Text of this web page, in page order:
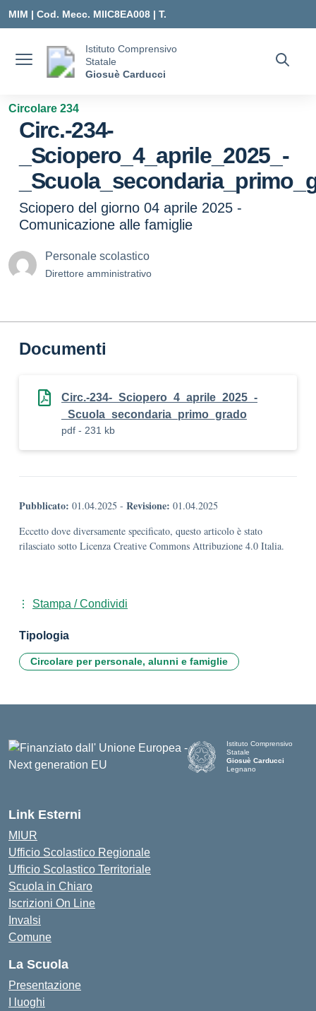
MIM | Cod. Mecc. MIIC8EA008 | T.
MIIC8EA008@ISTRUZIONE.IT
Istituto Comprensivo
Statale
Giosuè Carducci
Circolare 234
Circ.-234-
_Sciopero_4_aprile_2025_-
Sciopero del giorno 04 aprile 2025 -
Comunicazione alle famiglie
Personale scolastico
Direttore amministrativo
Documenti
Circ.-234-_Sciopero_4_aprile_2025_-
_Scuola_secondaria_primo_grado
pdf - 231 kb
Pubblicato: 01.04.2025 - Revisione: 01.04.2025
Eccetto dove diversamente specificato, questo articolo è stato
rilasciato sotto Licenza Creative Commons Attribuzione 4.0 Italia.
Stampa / Condividi
Tipologia
Circolare per personale, alunni e famiglie
Istituto Comprensivo
Statale
Giosuè Carducci
Legnano
Link Esterni
MIUR
Ufficio Scolastico Regionale
Ufficio Scolastico Territoriale
Scuola in Chiaro
Iscrizioni On Line
Invalsi
Comune
La Scuola
Presentazione
I luoghi